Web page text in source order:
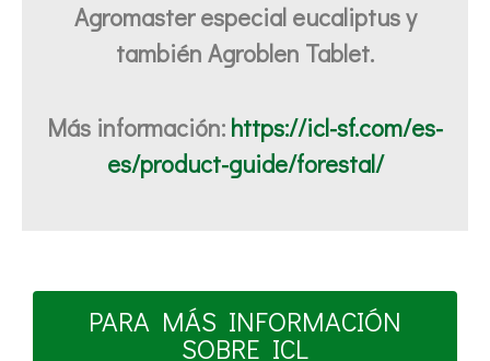
Agromaster especial eucaliptus y
también Agroblen Tablet.
Más información: https://icl-sf.com/es-
es/product-guide/forestal/
PARA MÁS INFORMACIÓN
SOBRE ICL